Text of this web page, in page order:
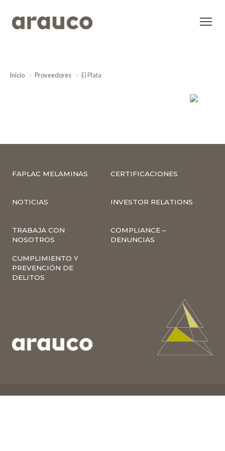
Inicio Proveedores El Plata
FAPLAC MELAMINAS CERTIFICACIONES
NOTICIAS INVESTOR RELATIONS
TRABAJA CON
NOSOTROS
COMPLIANCE –
DENUNCIAS
CUMPLIMIENTO Y
PREVENCIÓN DE
DELITOS